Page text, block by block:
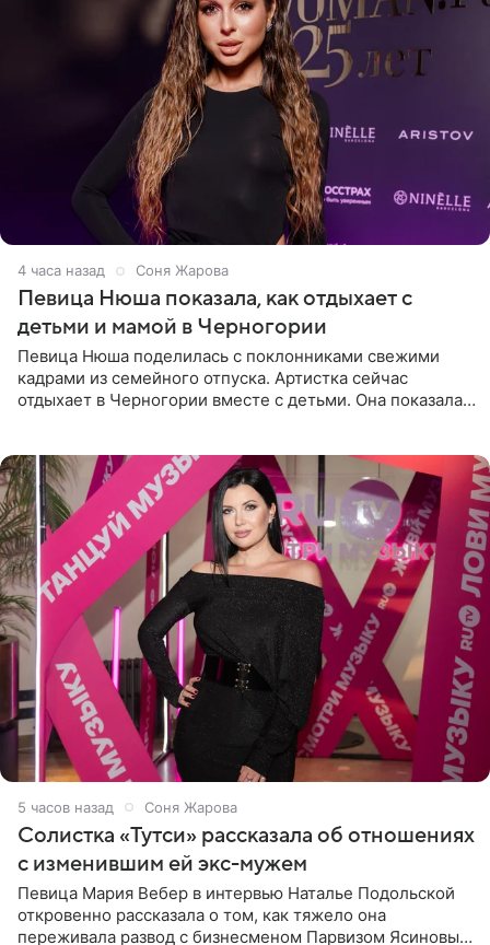
4 часа назад Соня Жарова
Певица Нюша показала, как отдыхает с
детьми и мамой в Черногории
Певица Нюша поделилась с поклонниками свежими
кадрами из семейного отпуска. Артистка сейчас
отдыхает в Черногории вместе с детьми. Она показала,
5 часов назад Соня Жарова
Солистка «Тутси» рассказала об отношениях
с изменившим ей экс-мужем
Певица Мария Вебер в интервью Наталье Подольской
откровенно рассказала о том, как тяжело она
переживала развод с бизнесменом Парвизом Ясиновым.